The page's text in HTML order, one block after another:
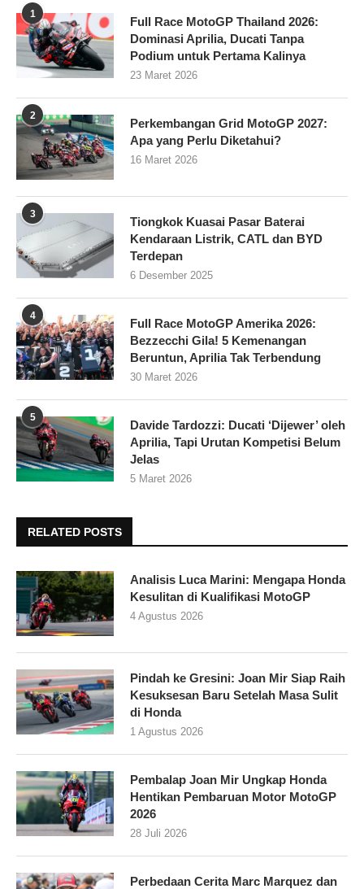
1
Full Race MotoGP Thailand 2026:
Dominasi Aprilia, Ducati Tanpa
Podium untuk Pertama Kalinya
23 Maret 2026
2
Perkembangan Grid MotoGP 2027:
Apa yang Perlu Diketahui?
16 Maret 2026
3
Tiongkok Kuasai Pasar Baterai
Kendaraan Listrik, CATL dan BYD
Terdepan
6 Desember 2025
4
Full Race MotoGP Amerika 2026:
Bezzecchi Gila! 5 Kemenangan
Beruntun, Aprilia Tak Terbendung
30 Maret 2026
5
Davide Tardozzi: Ducati ‘Dijewer’ oleh
Aprilia, Tapi Urutan Kompetisi Belum
Jelas
5 Maret 2026
RELATED POSTS
Analisis Luca Marini: Mengapa Honda
Kesulitan di Kualifikasi MotoGP
4 Agustus 2026
Pindah ke Gresini: Joan Mir Siap Raih
Kesuksesan Baru Setelah Masa Sulit
di Honda
1 Agustus 2026
Pembalap Joan Mir Ungkap Honda
Hentikan Pembaruan Motor MotoGP
2026
28 Juli 2026
Perbedaan Cerita Marc Marquez dan